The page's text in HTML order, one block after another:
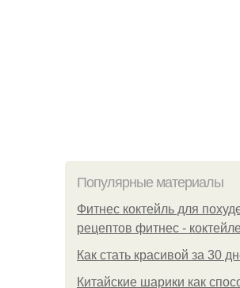
Популярные материалы
Фитнес коктейль для
рецептов фитнес -
Как стать красивой за 30
Китайские шарики как